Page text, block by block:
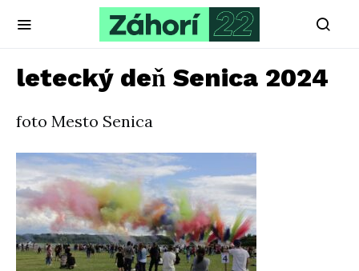
letecký deň Senica 2024
foto Mesto Senica